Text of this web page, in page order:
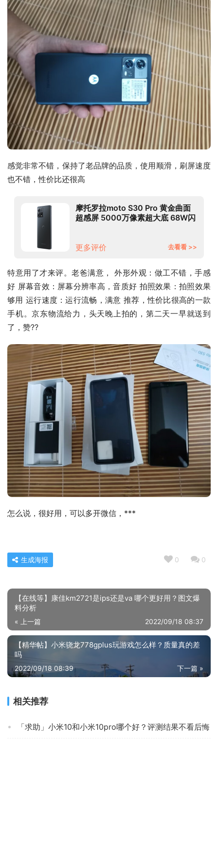
感觉非常不错，保持了老品牌的品质，使用顺滑，刷屏速度
也不错，性价比还很高
摩托罗拉moto S30 Pro 黄金曲面
超感屏 5000万像素超大底 68W闪
更多评价
去看看 >>
特意用了才来评。老爸满意， 外形外观：做工不错，手感
好 屏幕音效：屏幕分辨率高，音质好 拍照效果：拍照效果
够用 运行速度：运行流畅，满意 推荐，性价比很高的一款
手机。京东物流给力，头天晚上拍的，第二天一早就送到
了，赞??
怎么说，很好用，可以多开微信，***
0 0
生成海报
【在线等】康佳km2721是ips还是va 哪个更好用？图文爆
料分析
« 上一篇 2022/09/18 08:37
【精华帖】小米骁龙778gplus玩游戏怎么样？质量真的差
吗
下一篇 »
2022/09/18 08:39
相关推荐
「求助」小米10和小米10pro哪个好？评测结果不看后悔